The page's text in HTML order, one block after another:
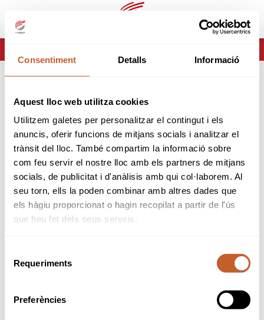
Consentiment Detalls Informació
Aquest lloc web utilitza cookies
Utilitzem galetes per personalitzar el contingut i els
anuncis, oferir funcions de mitjans socials i analitzar el
trànsit del lloc. També compartim la informació sobre
com feu servir el nostre lloc amb els partners de mitjans
socials, de publicitat i d'anàlisis amb qui col·laborem. Al
seu torn, ells la poden combinar amb altres dades que
els hàgiu proporcionat o hagin recopilat a partir de l'ús
que heu fet dels seus serveis.
Requeriments
Preferències
es ca
Página no encontrada
Lo sentimos pero la página que estas buscando no
existe o ha cambiado.
volver